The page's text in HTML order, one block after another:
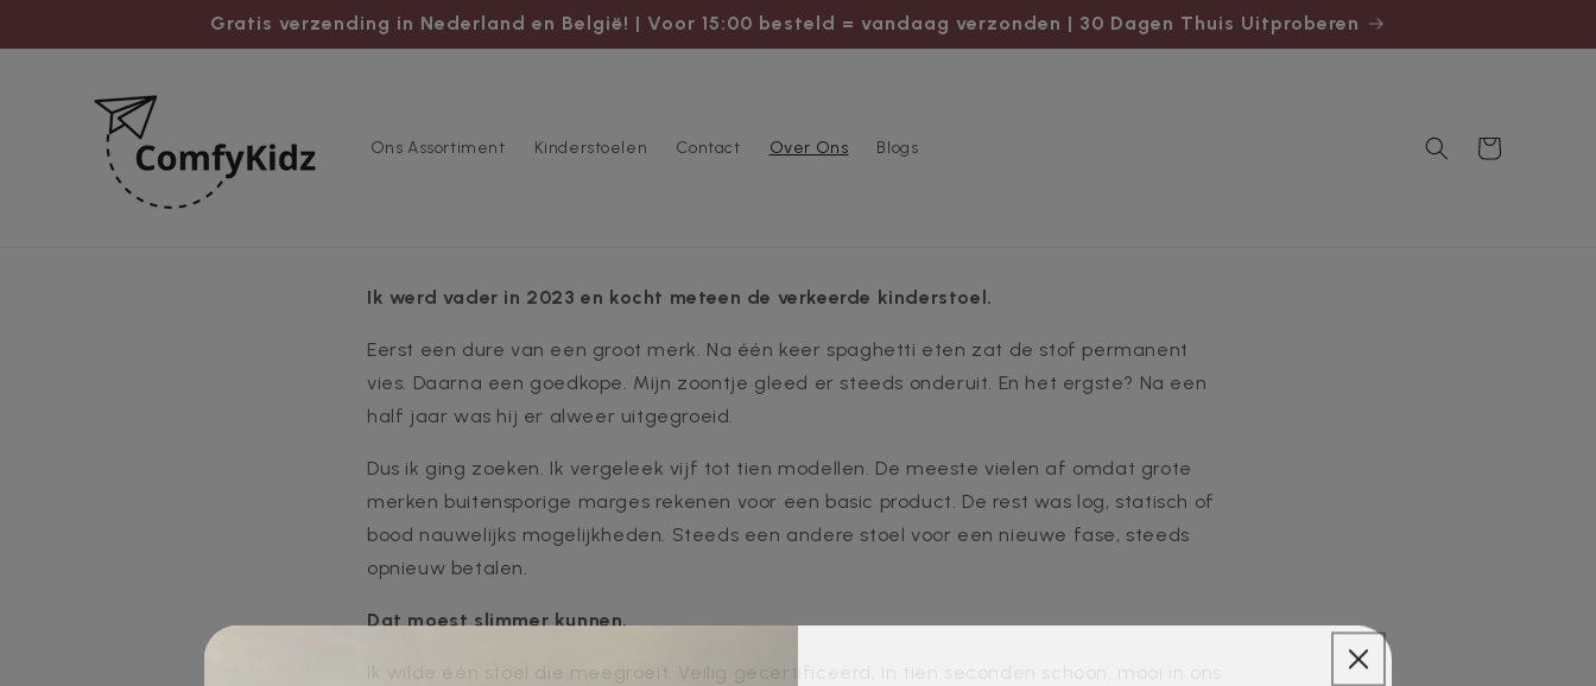
Gratis verzending in Nederland en België! | Voor 15:00 besteld = vandaag verzonden | 30 Dagen Thuis Uitproberen
Ons Assortiment Kinderstoelen Contact Over Ons Blogs Winkelwagen
Ik werd vader in 2023 en kocht meteen de verkeerde kinderstoel.
Eerst een dure van een groot merk. Na één keer spaghetti eten zat de stof permanent
vies. Daarna een goedkope. Mijn zoontje gleed er steeds onderuit. En het ergste? Na een
half jaar was hij er alweer uitgegroeid.
Dus ik ging zoeken. Ik vergeleek vijf tot tien modellen. De meeste vielen af omdat grote
merken buitensporige marges rekenen voor een basic product. De rest was log, statisch of
bood nauwelijks mogelijkheden. Steeds een andere stoel voor een nieuwe fase, steeds
opnieuw betalen.
Dat moest slimmer kunnen.
Ik wilde één stoel die meegroeit. Veilig gecertificeerd, in tien seconden schoon, mooi in ons